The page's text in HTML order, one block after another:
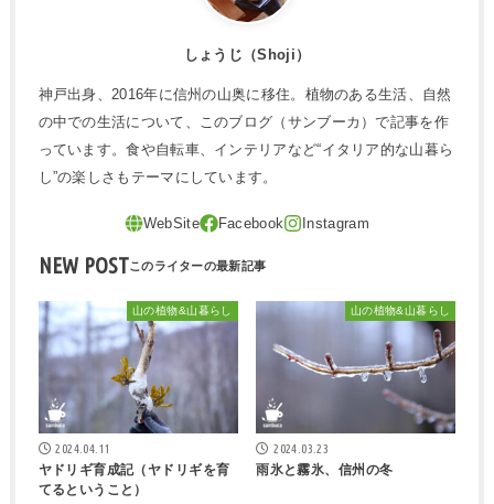
しょうじ（Shoji）
神戸出身、2016年に信州の山奥に移住。植物のある生活、自然
の中での生活について、このブログ（サンブーカ）で記事を作
っています。食や自転車、インテリアなど“イタリア的な山暮ら
し”の楽しさもテーマにしています。
NEW POST
山の植物&山暮らし
2024.04.11
ヤドリギ育成記（ヤドリギを育
てるということ）
山の植物&山暮らし
2024.03.23
雨氷と霧氷、信州の冬